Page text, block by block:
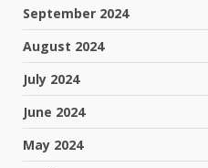
September 2024
August 2024
July 2024
June 2024
May 2024